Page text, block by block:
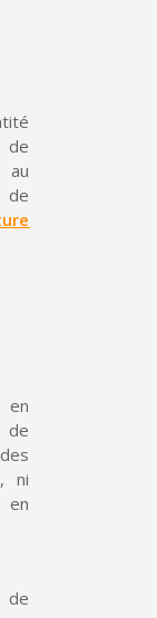
d'achat
250€ d'achats
d'achat
de
au
en
de
ni
en
de